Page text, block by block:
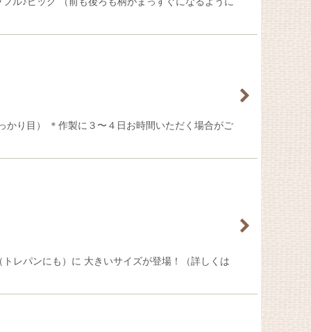
り目） ＊作製に３〜４日お時間いただく場合がご
レパンにも）に 大きいサイズが登場！（詳しくは